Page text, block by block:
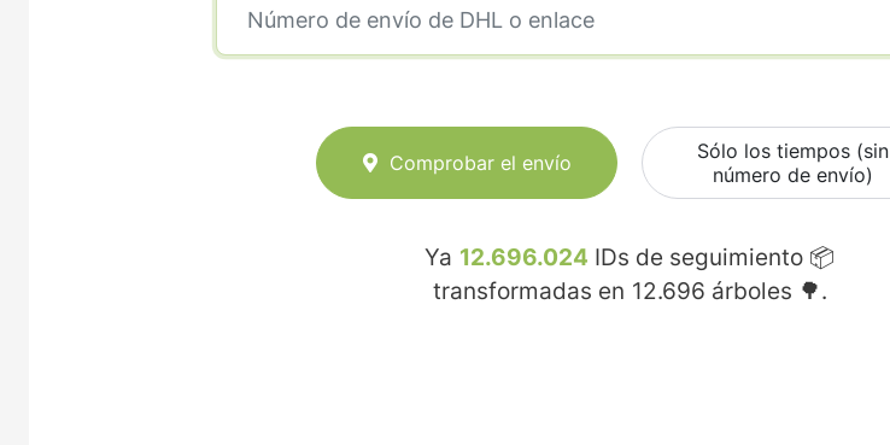
Comprobar el envío
Sólo los tiempos (sin
número de envío)
Ya 12.696.024 IDs de seguimiento 📦
transformadas en 12.696 árboles 🌳.